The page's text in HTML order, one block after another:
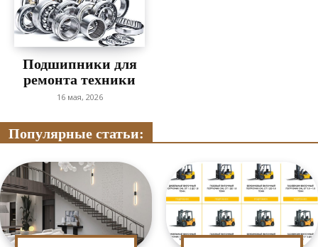
Подшипники для
ремонта техники
16 мая, 2026
Популярные статьи: